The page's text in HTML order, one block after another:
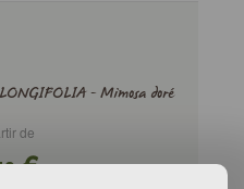
- Mimosa doré
de
€